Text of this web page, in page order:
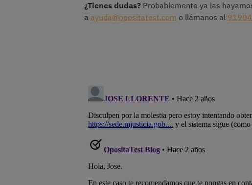
¿Tienes dudas? Probablemente ya las
a ayuda@opositatest.com o llámanos al